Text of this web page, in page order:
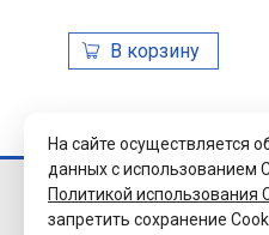
© 2026 Завод
«Уралэлектромуфта»
На сайте осуществляется
данных с использованием
Политикой использования
запретить сохранение